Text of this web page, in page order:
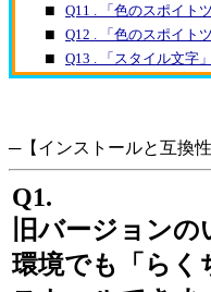
■ Q11 . 「色のスポイト
■ Q12 . 「色のスポイト
■ Q13 . 「スタイル文字
─【インストールと互換
Q1.
旧バージョン
環境でも「らく